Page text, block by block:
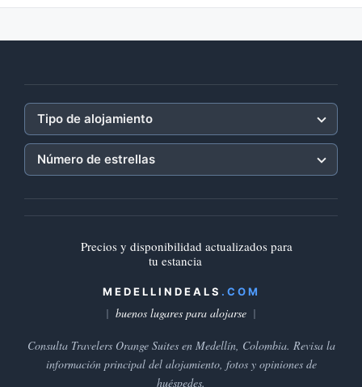
Tipo de alojamiento
Número de estrellas
Precios y disponibilidad actualizados para
tu estancia
MEDELLINDEALS .COM
buenos lugares para alojarse
Consulta Travelers Orange Suites en Medellín, Colombia. Revisa la
información principal del alojamiento, fotos y opiniones de
huéspedes.